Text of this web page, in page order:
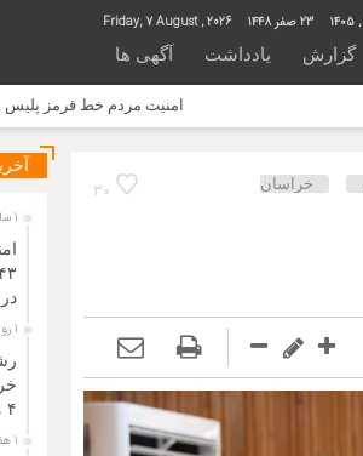
23 صفر 1448
Friday, 7 August , 2026
گزارش یادداشت آگهی ها
امنیت مردم خط قرمز پلیس است/ افزایش ۴۳ درصدی کشفیات مواد مخدر و رشد ۶۸ درصدی کشف سرقت در خراسان شمالی
30
خراسان
1 ساعت قبل
1 روز قبل
۴ ماه نخست سال
1 هفته قبل